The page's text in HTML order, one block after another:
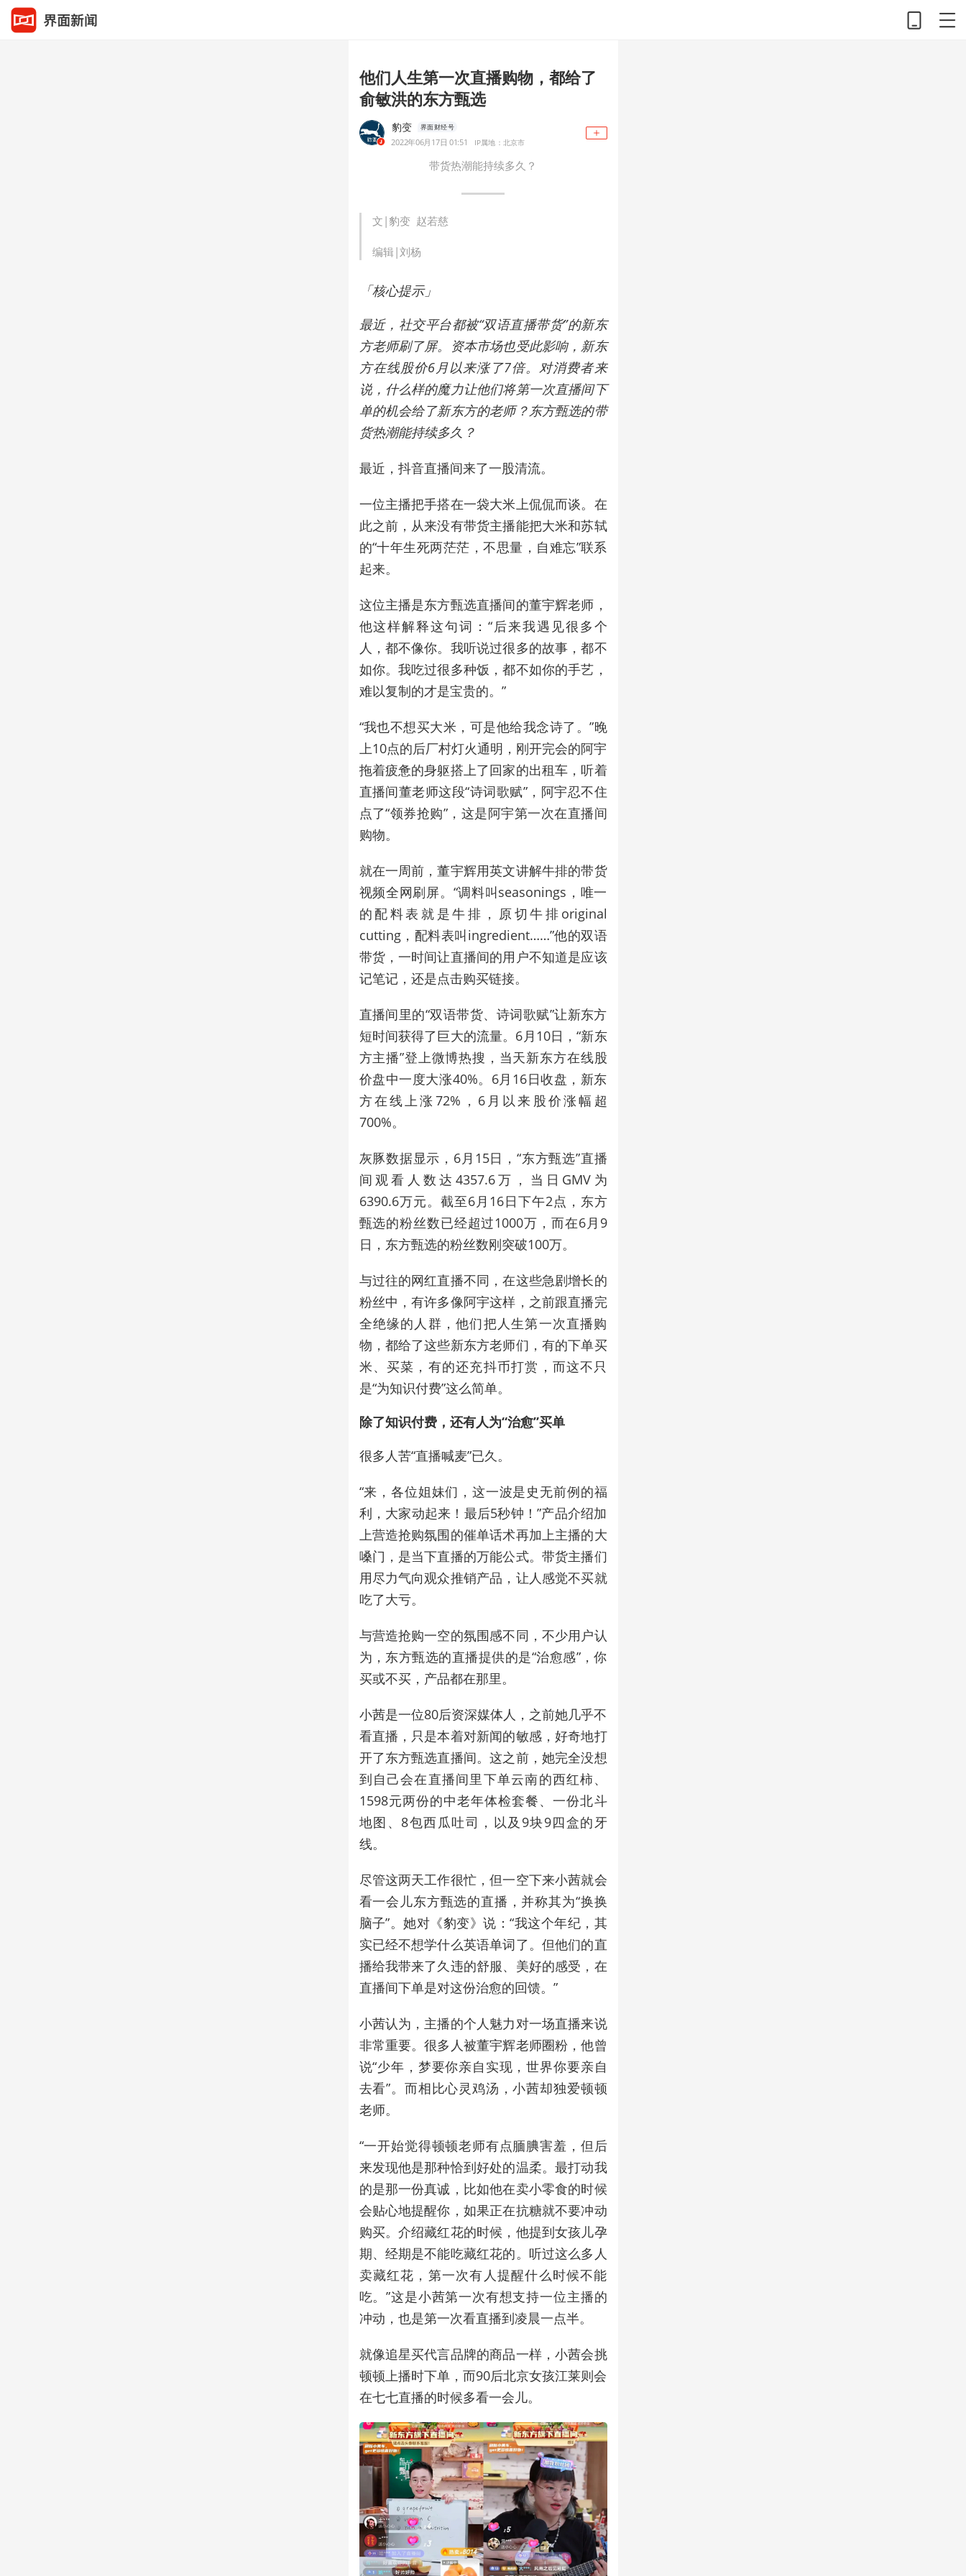
他们人生第一次直播购物，都给了
俞敏洪的东方甄选
豹变 界面财经号
2022年06月17日 01:51 IP属地：北京市
带货热潮能持续多久？
文|豹变 赵若慈
编辑|刘杨
「核心提示」
最近，社交平台都被“双语直播带货”的新东
方老师刷了屏。资本市场也受此影响，新东
方在线股价6月以来涨了7倍。对消费者来
说，什么样的魔力让他们将第一次直播间下
单的机会给了新东方的老师？东方甄选的带
货热潮能持续多久？
最近，抖音直播间来了一股清流。
一位主播把手搭在一袋大米上侃侃而谈。在
此之前，从来没有带货主播能把大米和苏轼
的“十年生死两茫茫，不思量，自难忘”联系
起来。
这位主播是东方甄选直播间的董宇辉老师，
他这样解释这句词：“后来我遇见很多个
人，都不像你。我听说过很多的故事，都不
如你。我吃过很多种饭，都不如你的手艺，
难以复制的才是宝贵的。”
“我也不想买大米，可是他给我念诗了。”晚
上10点的后厂村灯火通明，刚开完会的阿宇
拖着疲惫的身躯搭上了回家的出租车，听着
直播间董老师这段“诗词歌赋”，阿宇忍不住
点了“领券抢购”，这是阿宇第一次在直播间
购物。
就在一周前，董宇辉用英文讲解牛排的带货
视频全网刷屏。“调料叫seasonings，唯一
的配料表就是牛排，原切牛排original
cutting，配料表叫ingredient……”他的双语
带货，一时间让直播间的用户不知道是应该
记笔记，还是点击购买链接。
直播间里的“双语带货、诗词歌赋”让新东方
短时间获得了巨大的流量。6月10日，“新东
方主播”登上微博热搜，当天新东方在线股
价盘中一度大涨40%。6月16日收盘，新东
方在线上涨72%，6月以来股价涨幅超
700%。
灰豚数据显示，6月15日，“东方甄选”直播
间观看人数达4357.6万，当日GMV为
6390.6万元。截至6月16日下午2点，东方
甄选的粉丝数已经超过1000万，而在6月9
日，东方甄选的粉丝数刚突破100万。
与过往的网红直播不同，在这些急剧增长的
粉丝中，有许多像阿宇这样，之前跟直播完
全绝缘的人群，他们把人生第一次直播购
物，都给了这些新东方老师们，有的下单买
米、买菜，有的还充抖币打赏，而这不只
是“为知识付费”这么简单。
除了知识付费，还有人为“治愈”买单
很多人苦“直播喊麦”已久。
“来，各位姐妹们，这一波是史无前例的福
利，大家动起来！最后5秒钟！”产品介绍加
上营造抢购氛围的催单话术再加上主播的大
嗓门，是当下直播的万能公式。带货主播们
用尽力气向观众推销产品，让人感觉不买就
吃了大亏。
与营造抢购一空的氛围感不同，不少用户认
为，东方甄选的直播提供的是“治愈感”，你
买或不买，产品都在那里。
小茜是一位80后资深媒体人，之前她几乎不
看直播，只是本着对新闻的敏感，好奇地打
开了东方甄选直播间。这之前，她完全没想
到自己会在直播间里下单云南的西红柿、
1598元两份的中老年体检套餐、一份北斗
地图、8包西瓜吐司，以及9块9四盒的牙
线。
尽管这两天工作很忙，但一空下来小茜就会
看一会儿东方甄选的直播，并称其为“换换
脑子”。她对《豹变》说：“我这个年纪，其
实已经不想学什么英语单词了。但他们的直
播给我带来了久违的舒服、美好的感受，在
直播间下单是对这份治愈的回馈。”
小茜认为，主播的个人魅力对一场直播来说
非常重要。很多人被董宇辉老师圈粉，他曾
说“少年，梦要你亲自实现，世界你要亲自
去看”。而相比心灵鸡汤，小茜却独爱顿顿
老师。
“一开始觉得顿顿老师有点腼腆害羞，但后
来发现他是那种恰到好处的温柔。最打动我
的是那一份真诚，比如他在卖小零食的时候
会贴心地提醒你，如果正在抗糖就不要冲动
购买。介绍藏红花的时候，他提到女孩儿孕
期、经期是不能吃藏红花的。听过这么多人
卖藏红花，第一次有人提醒什么时候不能
吃。”这是小茜第一次有想支持一位主播的
冲动，也是第一次看直播到凌晨一点半。
就像追星买代言品牌的商品一样，小茜会挑
顿顿上播时下单，而90后北京女孩江莱则会
在七七直播的时候多看一会儿。